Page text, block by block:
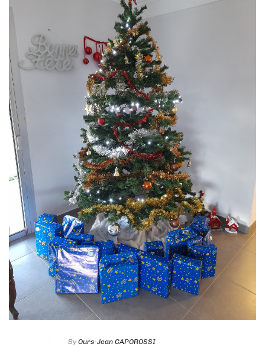
ByOurs-Jean CAPOROSSI